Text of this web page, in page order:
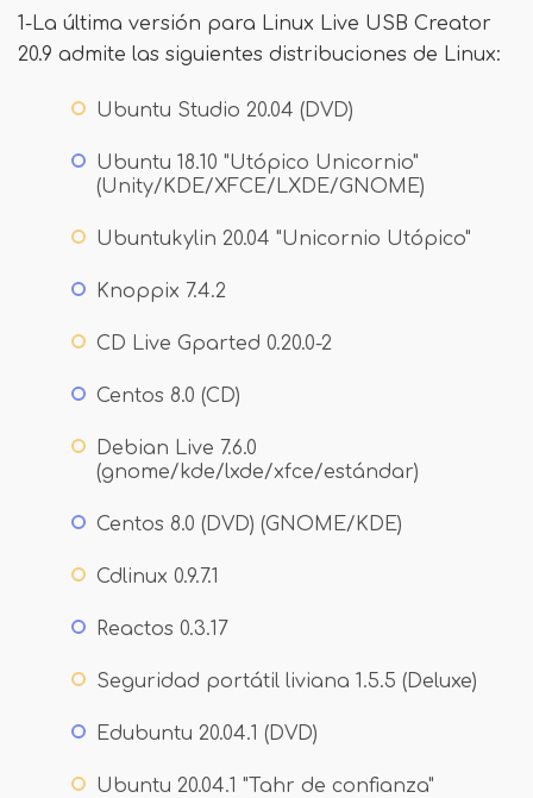
1-La última versión para Linux Live USB Creator
20.9 admite las siguientes distribuciones de Linux:
Ubuntu Studio 20.04 (DVD)
Ubuntu 18.10 "Utópico Unicornio"
(Unity/KDE/XFCE/LXDE/GNOME)
Ubuntukylin 20.04 "Unicornio Utópico"
Knoppix 7.4.2
CD Live Gparted 0.20.0-2
Centos 8.0 (CD)
Debian Live 7.6.0
(gnome/kde/lxde/xfce/estándar)
Centos 8.0 (DVD) (GNOME/KDE)
Cdlinux 0.9.7.1
Reactos 0.3.17
Seguridad portátil liviana 1.5.5 (Deluxe)
Edubuntu 20.04.1 (DVD)
Ubuntu 20.04.1 "Tahr de confianza"